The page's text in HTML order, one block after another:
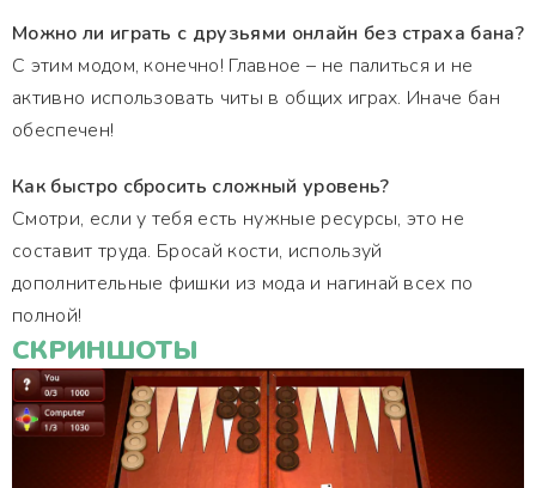
Можно ли играть с друзьями онлайн без страха бана?
С этим модом, конечно! Главное – не палиться и не
активно использовать читы в общих играх. Иначе бан
обеспечен!
Как быстро сбросить сложный уровень?
Смотри, если у тебя есть нужные ресурсы, это не
составит труда. Бросай кости, используй
дополнительные фишки из мода и нагинай всех по
полной!
СКРИНШОТЫ